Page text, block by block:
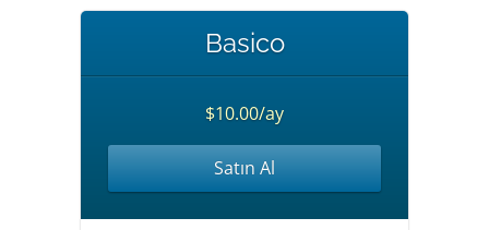
Basico
$10.00/ay
Satın Al